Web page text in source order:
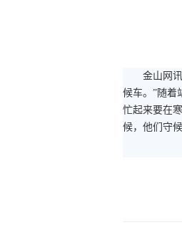
金山网讯
候车。”随着
忙起来要在
候，他们守